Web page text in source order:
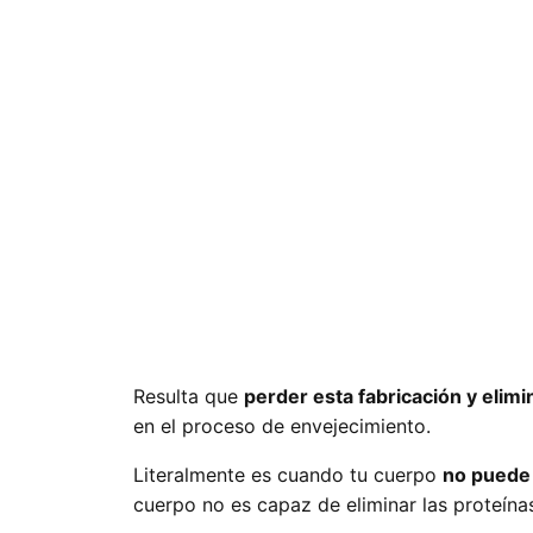
Resulta que perder esta fabricación y
en el proceso de envejecimiento.
Literalmente es cuando tu cuerpo no
cuerpo no es capaz de eliminar las